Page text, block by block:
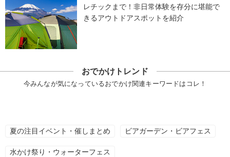
レチックまで！非日常体験を存分に堪能で
きるアウトドアスポットを紹介
おでかけトレンド
今みんなが気になっているおでかけ関連キーワードはコレ！
夏の注目イベント・催しまとめ ビアガーデン・ビアフェス
水かけ祭り・ウォーターフェス